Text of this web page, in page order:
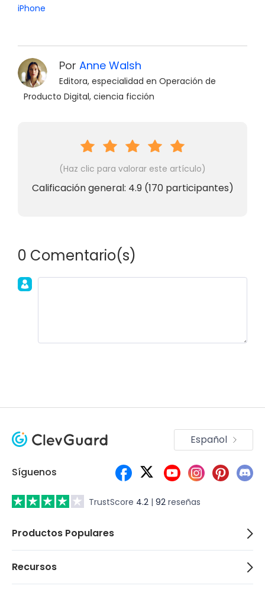
iPhone
Por Anne Walsh
Editora, especialidad en Operación de
Producto Digital, ciencia ficción
(Haz clic para valorar este artículo)
Calificación general: 4.9(170participantes)
0 Comentario(s)
TrustScore 4.2 | 92 reseñas
Síguenos
Español
Productos Populares
Recursos